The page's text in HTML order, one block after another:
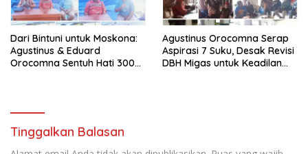
Dari Bintuni untuk Moskona:
Agustinus & Eduard
Orocomna Sentuh Hati 300
Agustinus Orocomna Serap
Aspirasi 7 Suku, Desak Revisi
DBH Migas untuk Keadilan
Tinggalkan Balasan